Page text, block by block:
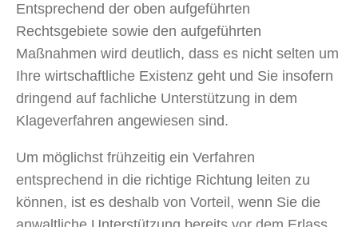
Entsprechend der oben aufgeführten
Rechtsgebiete sowie den aufgeführten
Maßnahmen wird deutlich, dass es nicht selten um
Ihre wirtschaftliche Existenz geht und Sie insofern
dringend auf fachliche Unterstützung in dem
Klageverfahren angewiesen sind.
Um möglichst frühzeitig ein Verfahren
entsprechend in die richtige Richtung leiten zu
können, ist es deshalb von Vorteil, wenn Sie die